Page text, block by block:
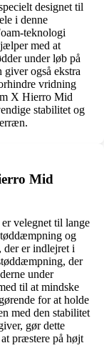
designet til
i denne
teknologi
med at
under løb på
også ekstra
vridning
X Hierro Mid
stabilitet og
Mid
velegnet til lange
og
der er indlejret i
der
under
til at mindske
for at holde
med den stabilitet
gør dette
præstere på højt